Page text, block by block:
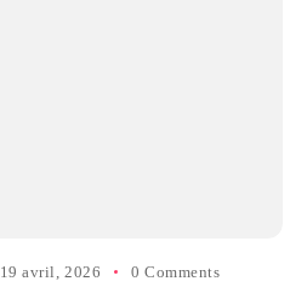
19 avril, 2026 0 Comments